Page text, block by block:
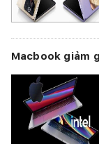
Macbook giảm